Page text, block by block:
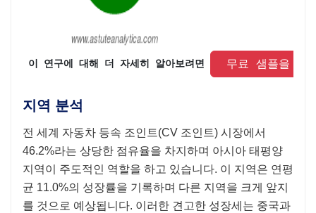
이 연구에 대해 더 자세히 알아보려면 무료 샘플을 요
지역 분석
전 세계 자동차 등속 조인트(CV 조인트) 시장에서
46.2%라는 상당한 점유율을 차지하며 아시아 태평양
지역이 주도적인 역할을 하고 있습니다. 이 지역은 연평
균 11.0%의 성장률을 기록하며 다른 지역을 크게 앞지
를 것으로 예상됩니다. 이러한 견고한 성장세는 중국과